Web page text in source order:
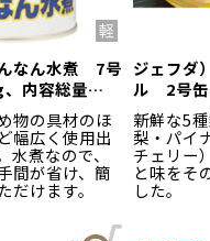
なん水煮 7号
内容総量
物の具材のほ
幅広く使用出
水煮なので、
間が省け、簡
だけます。
ジェフダ
ル 2号缶
新鮮な5
梨・パイ
チェリー
と味をそ
した。